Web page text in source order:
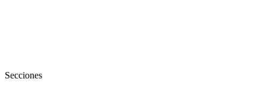
Secciones